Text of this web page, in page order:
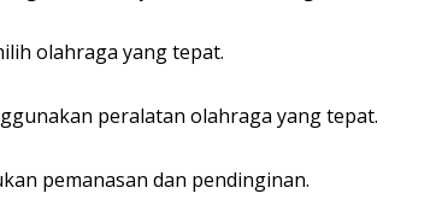
olahraga yang tepat.
peralatan olahraga yang tepat.
pemanasan dan pendinginan.